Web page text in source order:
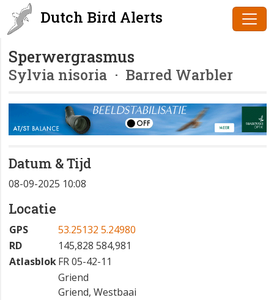
Dutch Bird Alerts
Sperwergrasmus
Sylvia nisoria · Barred Warbler
Datum & Tijd
08-09-2025 10:08
Locatie
GPS
53.25132 5.24980
RD
145,828 584,981
AtlasblokFR 05-42-11
Griend
Griend, Westbaai